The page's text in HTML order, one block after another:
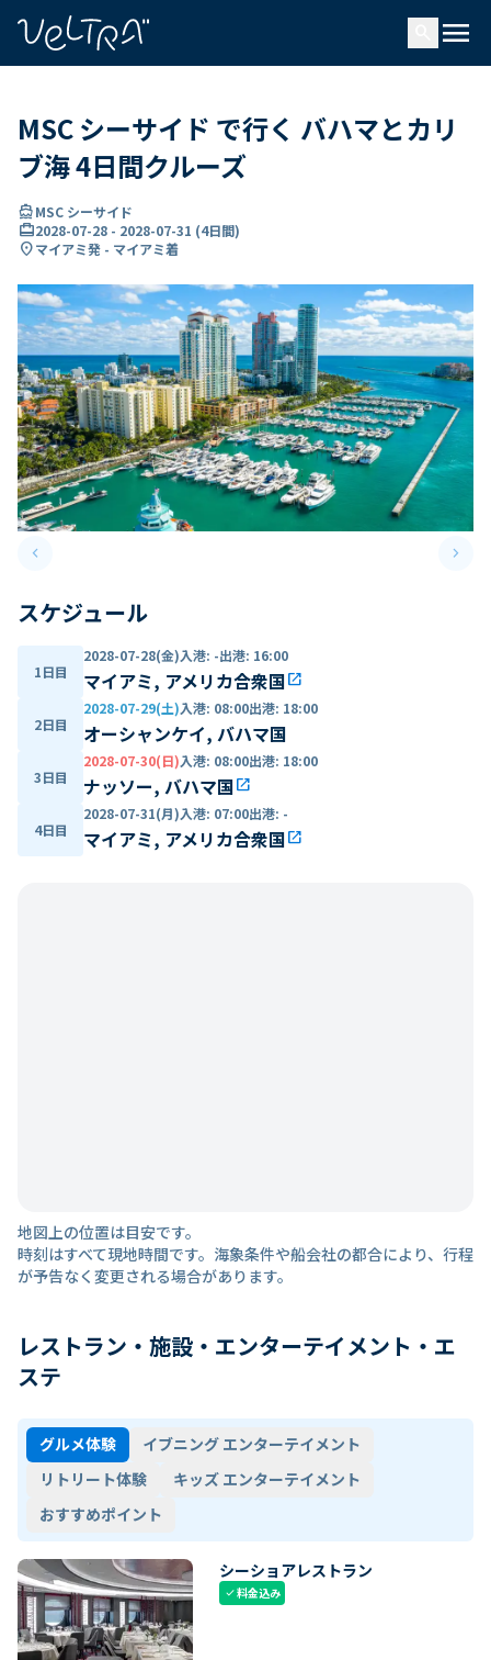
menu
MSC シーサイド で行く バハマとカリ
ブ海 4日間クルーズ
directions_boatMSC シーサイド
card_travel2028-07-28 - 2028-07-31 (4日間)
location_onマイアミ発 - マイアミ着
keyboard_arrow_leftPrevious slide keyboard_arrow_right
スケジュール
1日目
2028-07-28(金)入港: -出港: 16:00
マイアミ, アメリカ合衆国open_in_new
2日目
2028-07-29(土)入港: 08:00出港: 18:00
オーシャンケイ, バハマ国
3日目
2028-07-30(日)入港: 08:00出港: 18:00
ナッソー, バハマ国open_in_new
4日目
2028-07-31(月)入港: 07:00出港: -
マイアミ, アメリカ合衆国open_in_new
地図上の位置は目安です。
時刻はすべて現地時間です。海象条件や船会社の都合により、行程
が予告なく変更される場合があります。
レストラン・施設・エンターテイメント・エ
ステ
グルメ体験
イブニング エンターテイメント
リトリート体験
キッズ エンターテイメント
おすすめポイント
シーショアレストラン
check料金込み